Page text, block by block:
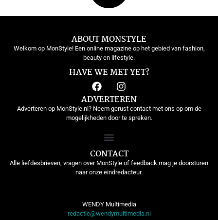
ABOUT MONSTYLE
Welkom op MonStyle! Een online magazine op het gebied van fashion,
beauty en lifestyle.
HAVE WE MET YET?
ADVERTEREN
Adverteren op MonStyle.nl? Neem gerust contact met ons op om de
mogelijkheden door te spreken.
CONTACT
Alle liefdesbrieven, vragen over MonStyle of feedback mag je doorsturen
naar onze eindredacteur.
WENDY Multimedia
redactie@wendymultimedia.nl